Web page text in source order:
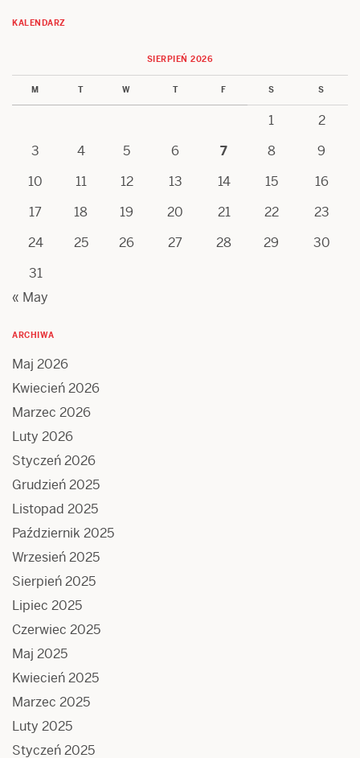
KALENDARZ
SIERPIEŃ 2026
M T W T F S S
1
2
3
4 5 6 7 8
9
10
11 12 13 14 15
16
17
18 19 20 21 22
23
24
25 26 27 28 29
30
31
« May
ARCHIWA
Maj 2026
Kwiecień 2026
Marzec 2026
Luty 2026
Styczeń 2026
Grudzień 2025
Listopad 2025
Październik 2025
Wrzesień 2025
Sierpień 2025
Lipiec 2025
Czerwiec 2025
Maj 2025
Kwiecień 2025
Marzec 2025
Luty 2025
Styczeń 2025